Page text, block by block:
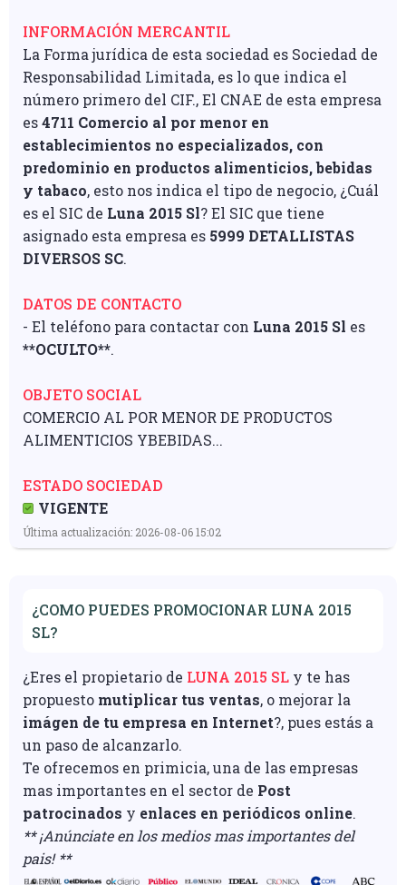
INFORMACIÓN MERCANTIL
La Forma jurídica de esta sociedad es Sociedad de
Responsabilidad Limitada, es lo que indica el
número primero del CIF., El CNAE de esta empresa
es4711 Comercio al por menor en
establecimientos no especializados, con
predominio en productos alimenticios, bebidas
y tabaco, esto nos indica el tipo de negocio, ¿Cuál
es el SIC de Luna 2015 Sl? El SIC que tiene
asignado esta empresa es 5999 DETALLISTAS
DIVERSOS SC.
DATOS DE CONTACTO
- El teléfono para contactar con Luna 2015 Sl es
**OCULTO**.
OBJETO SOCIAL
COMERCIO AL POR MENOR DE PRODUCTOS
ALIMENTICIOS YBEBIDAS...
ESTADO SOCIEDAD
VIGENTE
Última actualización: 2026-08-06 15:02
¿COMO PUEDES PROMOCIONAR LUNA 2015
SL?
¿Eres el propietario de LUNA 2015 SL y te has
propuesto mutiplicar tus ventas, o mejorar la
imágen de tu empresa en Internet?, pues estás a
un paso de alcanzarlo.
Te ofrecemos en primicia, una de las empresas
mas importantes en el sector de Post
patrocinados y enlaces en periódicos online.
** ¡Anúnciate en los medios mas importantes del
pais! **